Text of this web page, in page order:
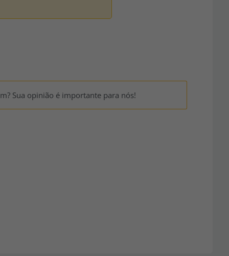
Sua opinião é importante para nós!